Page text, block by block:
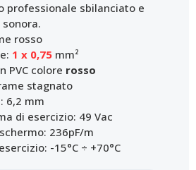
professionale sbilanciato e
rosso
1 x 0,75mm²
PVC colore rosso
stagnato
6,2 mm
di esercizio: 49 Vac
236pF/m
-15°C ÷ +70°C